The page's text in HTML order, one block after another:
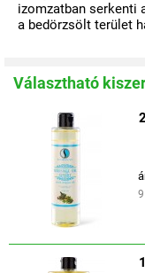
izomzatban serkenti
a bedörzsölt terület
Választható